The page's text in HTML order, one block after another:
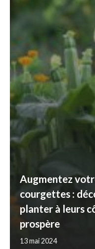
Augmentez
courgettes :
planter à leurs
prospère
13 mai 2024